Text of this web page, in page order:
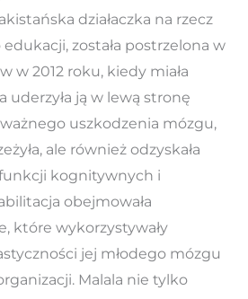
działaczka na rzecz
została postrzelona w
w 2012 roku, kiedy miała
uderzyła ją w lewą stronę
uszkodzenia mózgu,
ale również odzyskała
kognitywnych i
obejmowała
które wykorzystywały
jej młodego mózgu
Malala nie tylko